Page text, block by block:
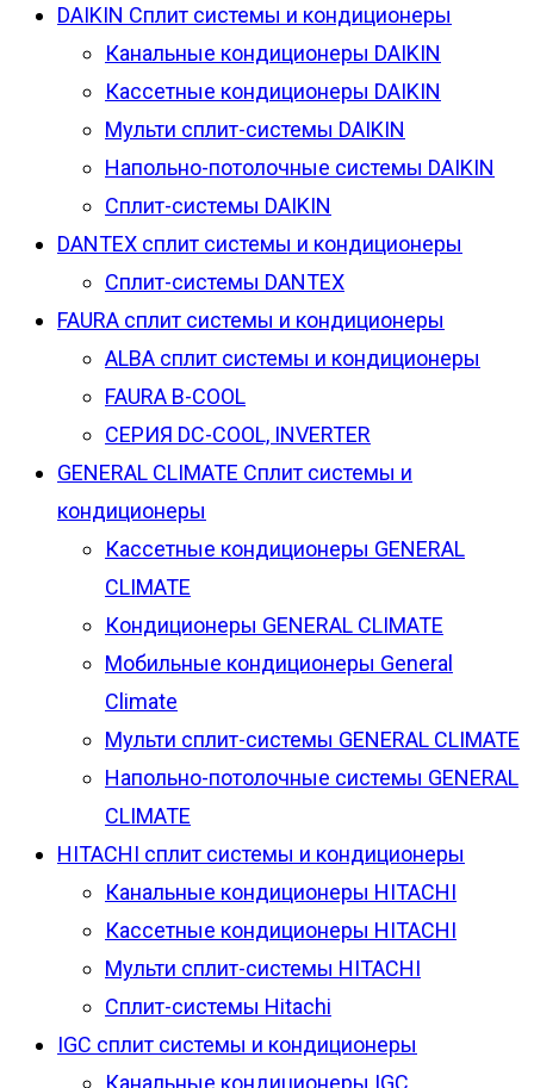
DAIKIN Сплит системы и кондиционеры
Канальные кондиционеры DAIKIN
Кассетные кондиционеры DAIKIN
Мульти сплит-системы DAIKIN
Напольно-потолочные системы DAIKIN
Сплит-системы DAIKIN
DANTEX сплит системы и кондиционеры
Сплит-системы DANTEX
FAURA сплит системы и кондиционеры
ALBA сплит системы и кондиционеры
FAURA B-COOL
СЕРИЯ DC-COOL, INVERTER
GENERAL CLIMATE Сплит системы и
кондиционеры
Кассетные кондиционеры GENERAL
CLIMATE
Кондиционеры GENERAL CLIMATE
Мобильные кондиционеры General
Climate
Мульти сплит-системы GENERAL CLIMATE
Напольно-потолочные системы GENERAL
CLIMATE
HITACHI сплит системы и кондиционеры
Канальные кондиционеры HITACHI
Кассетные кондиционеры HITACHI
Мульти сплит-системы HITACHI
Сплит-системы Hitachi
IGC сплит системы и кондиционеры
Канальные кондиционеры IGC